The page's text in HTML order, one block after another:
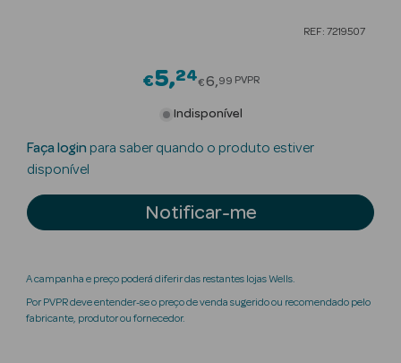
Beauty Season
Maquilhagem
Beauty Season
Beauty Season
Perfumes
REF: 7219507
€5 24Price reduced from
€6 99 PVPR
Indisponível
Faça login para saber quando o produto estiver
disponível
Notificar-me
A campanha e preço poderá diferir das restantes lojas Wells.
Por PVPR deve entender-se o preço de venda sugerido ou recomendado pelo
fabricante, produtor ou fornecedor.